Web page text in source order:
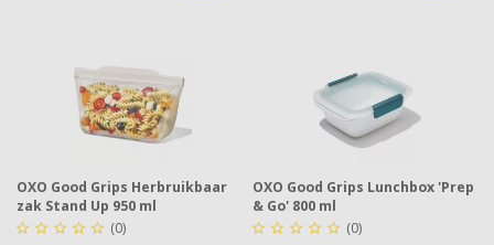
OXO Good Grips Herbruikbaar
zak Stand Up 950 ml
     (0)
OXO Good Grips Lunchbox 'Prep
& Go' 800 ml
     (0)